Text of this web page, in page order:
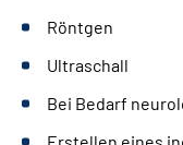
Röntgen
Ultraschall
Bei Bedarf